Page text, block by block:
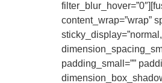
content_wrap=”wrap”
padding_small=””